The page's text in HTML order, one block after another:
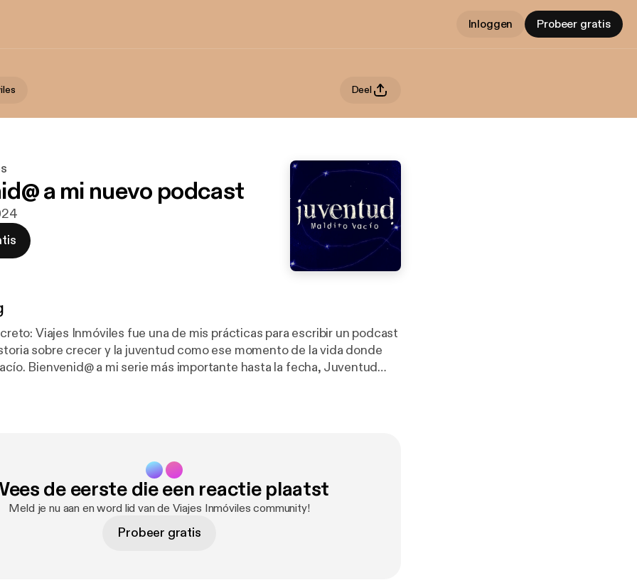
Inloggen Probeer gratis
Deel
a mi nuevo podcast
Viajes Inmóviles fue una de mis prácticas para escribir un podcast
sobre crecer y la juventud como ese momento de la vida donde
Bienvenid@ a mi serie más importante hasta la fecha, Juventud
de eerste die een reactie plaatst
Meld je nu aan en word lid van de Viajes Inmóviles community!
Probeer gratis